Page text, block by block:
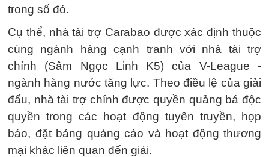
trong số đó.
Cụ thể, nhà tài trợ Carabao được xác định thuộc
cùng ngành hàng cạnh tranh với nhà tài trợ
chính (Sâm Ngọc Linh K5) của V-League -
ngành hàng nước tăng lực. Theo điều lệ của giải
đấu, nhà tài trợ chính được quyền quảng bá độc
quyền trong các hoạt động tuyên truyền, họp
báo, đặt bảng quảng cáo và hoạt động thương
mại khác liên quan đến giải.